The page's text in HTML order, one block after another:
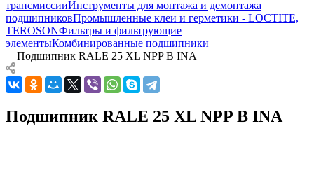
трансмиссииИнструменты для монтажа и демонтажа
подшипниковПромышленные клеи и герметики - LOCTITE,
TEROSONФильтры и фильтрующие
элементыКомбинированные подшипники
—Подшипник RALE 25 XL NPP B INA
Подшипник RALE 25 XL NPP B INA